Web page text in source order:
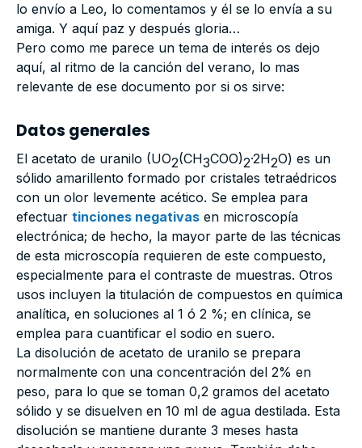
lo envío a Leo, lo comentamos y él se lo envía a su
amiga. Y aquí paz y después gloria…
Pero como me parece un tema de interés os dejo
aquí, al ritmo de la canción del verano, lo mas
relevante de ese documento por si os sirve:
Datos generales
El acetato de uranilo (UO2(CH3COO)2·2H2O) es un
sólido amarillento formado por cristales tetraédricos
con un olor levemente acético. Se emplea para
efectuar tinciones negativas en microscopía
electrónica; de hecho, la mayor parte de las técnicas
de esta microscopía requieren de este compuesto,
especialmente para el contraste de muestras. Otros
usos incluyen la titulación de compuestos en química
analítica, en soluciones al 1 ó 2 %; en clínica, se
emplea para cuantificar el sodio en suero.
La disolución de acetato de uranilo se prepara
normalmente con una concentración del 2% en
peso, para lo que se toman 0,2 gramos del acetato
sólido y se disuelven en 10 ml de agua destilada. Esta
disolución se mantiene durante 3 meses hasta